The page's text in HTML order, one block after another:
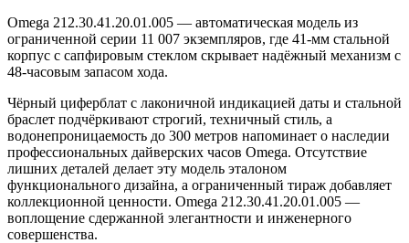
Omega 212.30.41.20.01.005 — автоматическая модель из
ограниченной серии 11 007 экземпляров, где 41-мм стальной
корпус с сапфировым стеклом скрывает надёжный механизм с
48-часовым запасом хода.
Чёрный циферблат с лаконичной индикацией даты и стальной
браслет подчёркивают строгий, техничный стиль, а
водонепроницаемость до 300 метров напоминает о наследии
профессиональных дайверских часов Omega. Отсутствие
лишних деталей делает эту модель эталоном
функционального дизайна, а ограниченный тираж добавляет
коллекционной ценности. Omega 212.30.41.20.01.005 —
воплощение сдержанной элегантности и инженерного
совершенства.